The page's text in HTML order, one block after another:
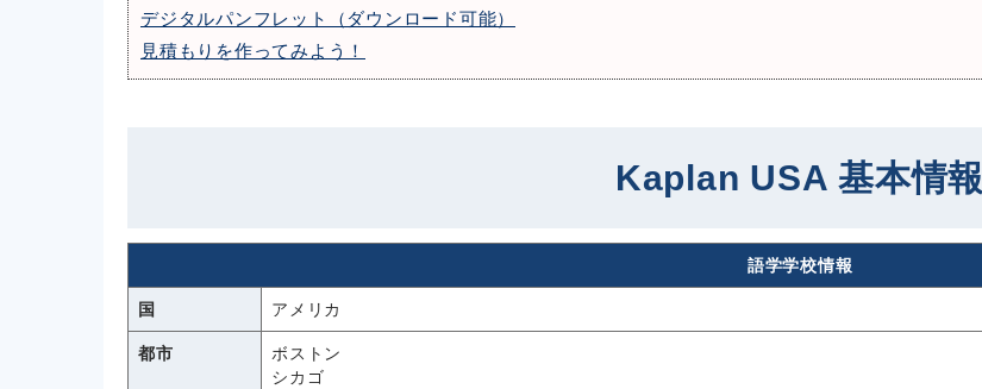
デジタルパンフレット（ダウンロード可能）
見積もりを作ってみよう！
Kaplan USA 基本情報
語学学校情報
国 アメリカ
都市
ボストン
シカゴ